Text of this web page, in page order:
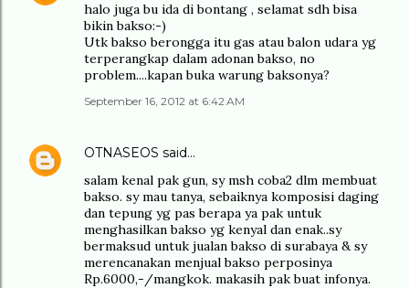
halo juga bu ida di bontang , selamat sdh bisa
bikin bakso:-)
Utk bakso berongga itu gas atau balon udara yg
terperangkap dalam adonan bakso, no
problem....kapan buka warung baksonya?
September 16, 2012 at 6:42 AM
OTNASEOS said…
salam kenal pak gun, sy msh coba2 dlm membuat
bakso. sy mau tanya, sebaiknya komposisi daging
dan tepung yg pas berapa ya pak untuk
menghasilkan bakso yg kenyal dan enak..sy
bermaksud untuk jualan bakso di surabaya & sy
merencanakan menjual bakso perposinya
Rp.6000,-/mangkok. makasih pak buat infonya.